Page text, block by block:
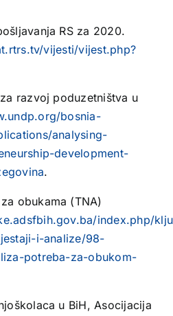
RS za 2020.
vijesti/vijest.php?
razvoj poduzetništva u
bosnia-
analysing-
development-
.
obukama (TNA)
index.php/
i-analize/98-
potreba-za-obukom-
u BiH, Asocijacija